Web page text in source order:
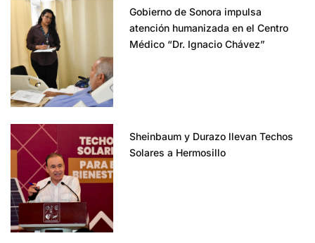
Gobierno de Sonora impulsa
atención humanizada en el Centro
Médico “Dr. Ignacio Chávez”
Sheinbaum y Durazo llevan Techos
Solares a Hermosillo